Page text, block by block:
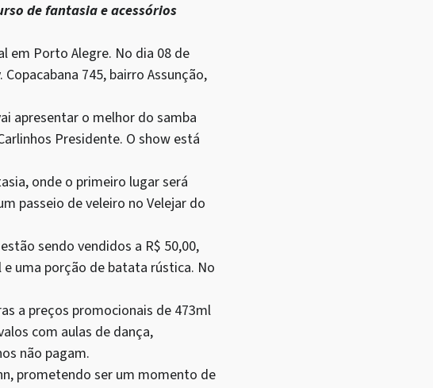
de fantasia e acessórios
em Porto Alegre. No dia 08 de
745, bairro Assunção,
apresentar o melhor do samba
Presidente. O show está
onde o primeiro lugar será
passeio de veleiro no Velejar do
sendo vendidos a R$ 50,00,
uma porção de batata rústica. No
a preços promocionais de 473ml
com aulas de dança,
não pagam.
prometendo ser um momento de